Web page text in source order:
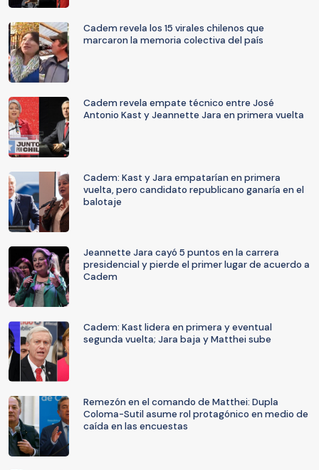
Cadem revela los 15 virales chilenos que
marcaron la memoria colectiva del país
Cadem revela empate técnico entre José
Antonio Kast y Jeannette Jara en primera vuelta
Cadem: Kast y Jara empatarían en primera
vuelta, pero candidato republicano ganaría en el
balotaje
Jeannette Jara cayó 5 puntos en la carrera
presidencial y pierde el primer lugar de acuerdo a
Cadem
Cadem: Kast lidera en primera y eventual
segunda vuelta; Jara baja y Matthei sube
Remezón en el comando de Matthei: Dupla
Coloma-Sutil asume rol protagónico en medio de
caída en las encuestas